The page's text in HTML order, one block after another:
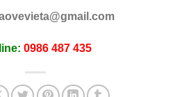
0986 487 435